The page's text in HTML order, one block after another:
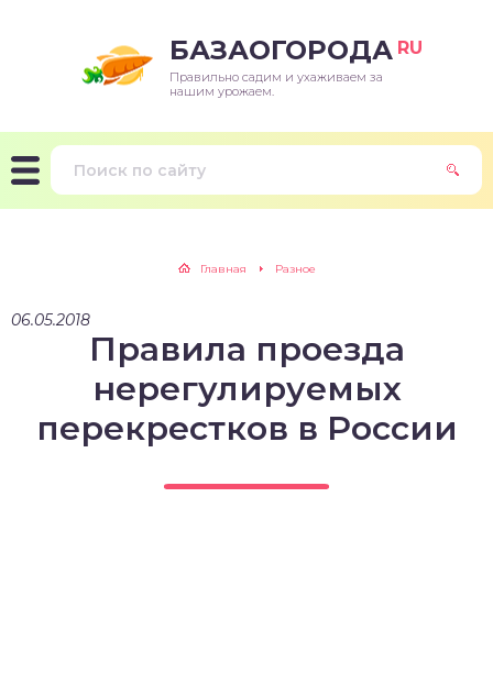
БАЗАОГОРОДА RU
Правильно садим и ухаживаем за
нашим урожаем.
Главная Разное
06.05.2018
Правила проезда
нерегулируемых
перекрестков в России